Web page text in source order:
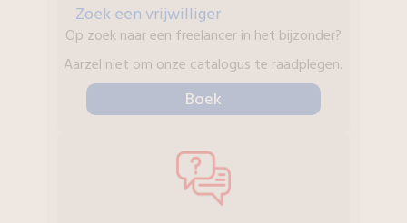
Zoek een vrijwilliger
Op zoek naar een freelancer in het bijzonder?
Aarzel niet om onze catalogus te raadplegen.
Boek